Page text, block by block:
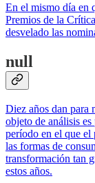
En el mismo día en
Premios de la
desvelado las
null
Diez años dan para
objeto de análisis
período en el que
las formas de
transformación tan
estos años.